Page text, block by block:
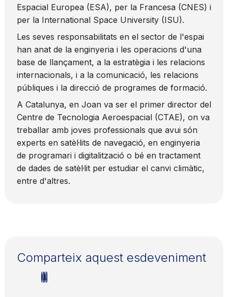
Espacial Europea (ESA), per la Francesa (CNES) i
per la International Space University (ISU).
Les seves responsabilitats en el sector de l'espai
han anat de la enginyeria i les operacions d'una
base de llançament, a la estratègia i les relacions
internacionals, i a la comunicació, les relacions
públiques i la direcció de programes de formació.
A Catalunya, en Joan va ser el primer director del
Centre de Tecnologia Aeroespacial (CTAE), on va
treballar amb joves professionals que avui són
experts en satèl·lits de navegació, en enginyeria
de programari i digitalització o bé en tractament
de dades de satèl·lit per estudiar el canvi climàtic,
entre d'altres.
Comparteix aquest esdeveniment